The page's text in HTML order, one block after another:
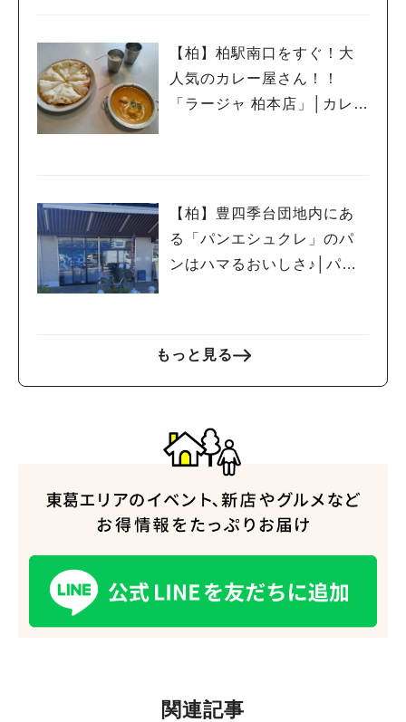
【柏】柏駅南口をすぐ！大
人気のカレー屋さん！！
「ラージャ 柏本店」│カレー
【柏】豊四季台団地内にあ
る「パンエシュクレ」のパ
ンはハマるおいしさ♪│パン
もっと見る
関連記事